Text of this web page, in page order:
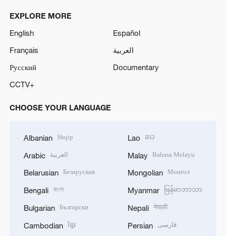
EXPLORE MORE
English
Español
Français
العربية
Русский
Documentary
CCTV+
CHOOSE YOUR LANGUAGE
Albanian Shqip
Arabic العربية
Belarusian Беларуская
Bengali বাংলা
Bulgarian Български
Cambodian ខ្មែរ
Lao ລາວ
Malay Bahasa Melayu
Mongolian Монгол
Myanmar မြန်မာဘာသာ
Nepali नेपाली
Persian فارسی